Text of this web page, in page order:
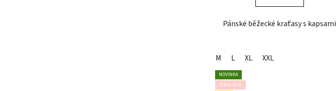
Pánské běžecké kraťasy s kapsami
M L XL XXL
NOVINKA
SLEVA 20 %